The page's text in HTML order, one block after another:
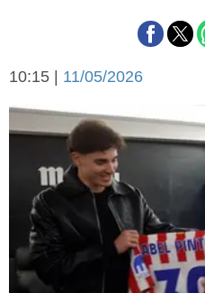
Arte y cultura
Economía y campo
Sociedad y tiempo
libre
10:15 | 11/05/2026